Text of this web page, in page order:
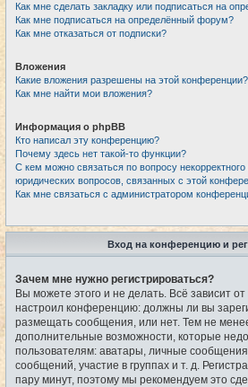
Как мне сделать закладку или подписаться на
Как мне подписаться на определённый форум?
Как мне отказаться от подписки?
Вложения
Какие вложения разрешены на этой конференции?
Как мне найти мои вложения?
Информация о phpBB
Кто написал эту конференцию?
Почему здесь нет такой-то функции?
С кем можно связаться по вопросу
юридических вопросов, связанных с этой
Как мне связаться с администратором
Вход на конференцию и
Зачем мне нужно регистрироваться?
Вы можете этого и не делать. Всё зависит от
настроил конференцию: должны ли вы
размещать сообщения, или нет. Тем не
дополнительные возможности, которые
пользователям: аватары, личные
сообщений, участие в группах и т. д.
пару минут, поэтому мы рекомендуем это